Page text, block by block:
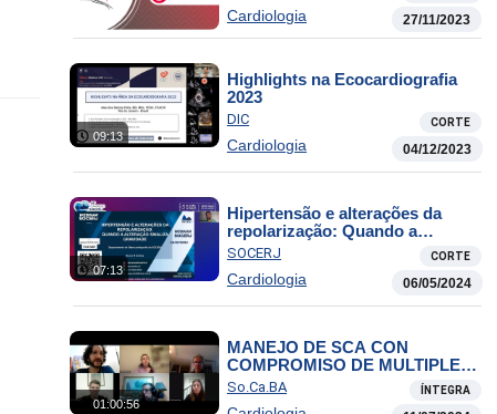
Cardiologia 27/11/2023
09:13
Highlights na Ecocardiografia
2023
DIC CORTE
Cardiologia 04/12/2023
07:13
Hipertensão e alterações da
repolarização: Quando a
alteração sinaliza gravidade
SOCERJ CORTE
Cardiologia 06/05/2024
01:00:56
MANEJO DE SCA CON
COMPROMISO DE MULTIPLES
VASOS.
So.Ca.BA ÍNTEGRA